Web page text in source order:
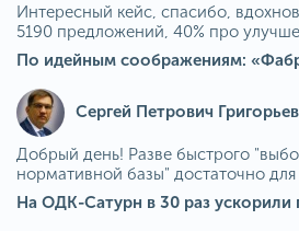
Интересный кейс, спасибо,
5190 предложений, 40% про
По идейным соображениям:
Сергей Петрович Григорьев
Добрый день! Разве быстрого
нормативной базы" достаточно для